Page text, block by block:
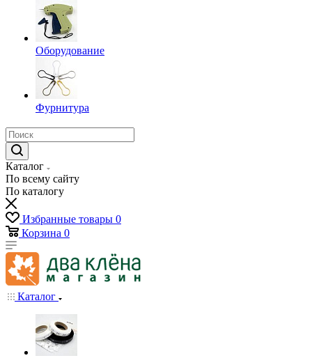
Оборудование
Фурнитура
Каталог
По всему сайту
По каталогу
Избранные товары 0
Корзина 0
Каталог